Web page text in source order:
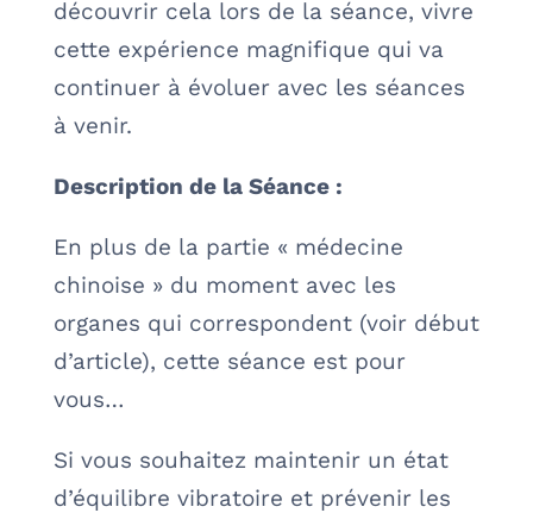
découvrir cela lors de la séance, vivre
cette expérience magnifique qui va
continuer à évoluer avec les séances
à venir.
Description de la Séance :
En plus de la partie « médecine
chinoise » du moment avec les
organes qui correspondent (voir début
d’article), cette séance est pour
vous…
Si vous souhaitez maintenir un état
d’équilibre vibratoire et prévenir les